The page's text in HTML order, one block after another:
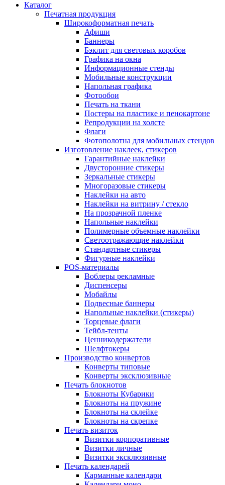
Каталог
Печатная продукция
Широкоформатная печать
Афиши
Баннеры
Бэклит для световых коробов
Графика на окна
Информационные стенды
Мобильные конструкции
Напольная графика
Фотообои
Печать на ткани
Постеры на пластике и пенокартоне
Репродукции на холсте
Флаги
Фотополотна для мобильных стендов
Изготовление наклеек, стикеров
Гарантийные наклейки
Двусторонние стикеры
Зеркальные стикеры
Многоразовые стикеры
Наклейки на авто
Наклейки на витрину / стекло
На прозрачной пленке
Напольные наклейки
Полимерные объемные наклейки
Светоотражающие наклейки
Стандартные стикеры
Фигурные наклейки
POS-материалы
Воблеры рекламные
Диспенсеры
Мобайлы
Подвесные баннеры
Напольные наклейки (стикеры)
Торцевые флаги
Тейбл-тенты
Ценникодержатели
Шелфтокеры
Производство конвертов
Конверты типовые
Конверты эксклюзивные
Печать блокнотов
Блокноты Кубарики
Блокноты на пружине
Блокноты на склейке
Блокноты на скрепке
Печать визиток
Визитки корпоративные
Визитки личные
Визитки эксклюзивные
Печать календарей
Карманные календари